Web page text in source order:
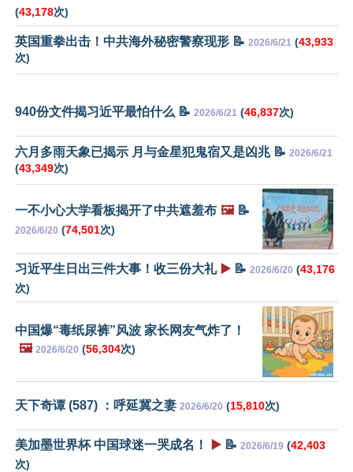
(43,178次)
英国重拳出击！中共海外秘密警察现形 📝 2026/6/21 (43,933
次)
940份文件揭习近平最怕什么 📝 2026/6/21 (46,837次)
六月多雨天象已揭示 月与金星犯鬼宿又是凶兆 📝 2026/6/21
(43,349次)
一不小心大学看板揭开了中共遮羞布 🖼️📝
2026/6/20 (74,501次)
习近平生日出三件大事！收三份大礼 ▶️ 📝 2026/6/20 (43,176
次)
中国爆“毒纸尿裤”风波 家长网友气炸了！
🖼️ 2026/6/20 (56,304次)
天下奇谭 (587) ：呼延冀之妻 2026/6/20 (15,810次)
美加墨世界杯 中国球迷一哭成名！ ▶️ 📝 2026/6/19 (42,403
次)